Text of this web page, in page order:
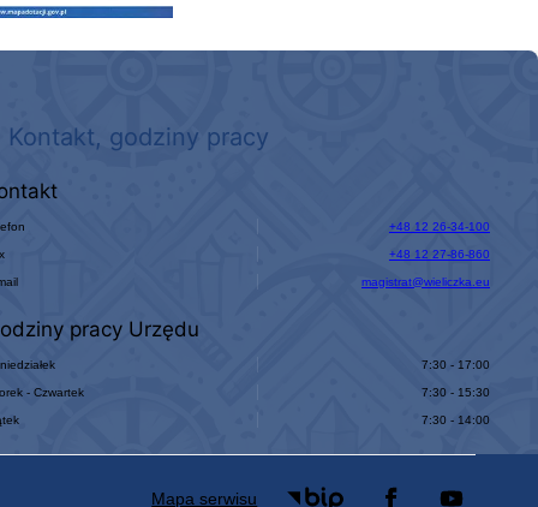
Kontakt, godziny pracy
+48 12 26-34-100
+48 12 27-86-860
magistrat@wieliczka.eu
pracy Urzędu
7:30 - 17:00
- Czwartek 7:30 - 15:30
7:30 - 14:00
Mapa serwisu